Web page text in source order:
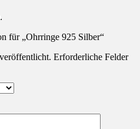
für „Ohrringe 925 Silber“
Erforderliche Felder